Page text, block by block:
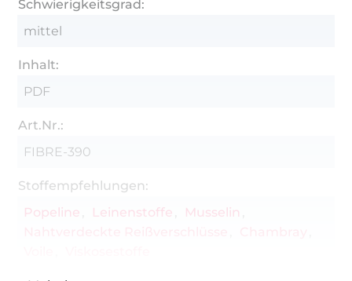
Schwierigkeitsgrad:
mittel
Inhalt:
PDF
Art.Nr.:
FIBRE-390
Stoffempfehlungen:
Popeline
Leinenstoffe
Musselin